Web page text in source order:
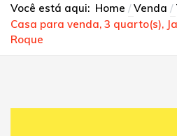
Você está aqui: Home Venda
Casa para venda, 3 quarto(s),
Roque